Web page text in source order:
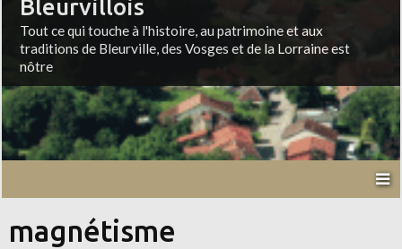
Bleurvillois
Tout ce qui touche à l'histoire, au patrimoine et aux
traditions de Bleurville, des Vosges et de la Lorraine est
nôtre
magnétisme